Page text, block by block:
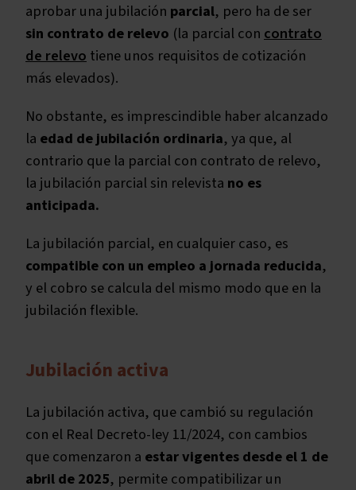
aprobar una jubilación parcial, pero ha de ser
sin contrato de relevo (la parcial con contrato
de relevo tiene unos requisitos de cotización
más elevados).
No obstante, es imprescindible haber alcanzado
la edad de jubilación ordinaria, ya que, al
contrario que la parcial con contrato de relevo,
la jubilación parcial sin relevista no es
anticipada.
La jubilación parcial, en cualquier caso, es
compatible con un empleo a jornada reducida,
y el cobro se calcula del mismo modo que en la
jubilación flexible.
Jubilación activa
La jubilación activa, que cambió su regulación
con el Real Decreto-ley 11/2024, con cambios
que comenzaron a estar vigentes desde el 1 de
abril de 2025, permite compatibilizar un